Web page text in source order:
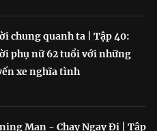
chung quanh ta | Tập 40:
phụ nữ 62 tuổi với những
xe nghĩa tình
Man - Chạy Ngay Đi | Tập